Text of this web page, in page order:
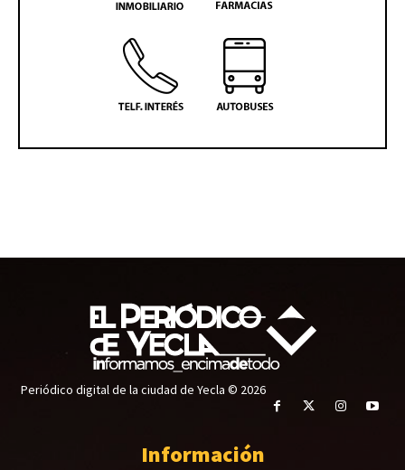
Periódico digital de la ciudad de Yecla © 2026
Información